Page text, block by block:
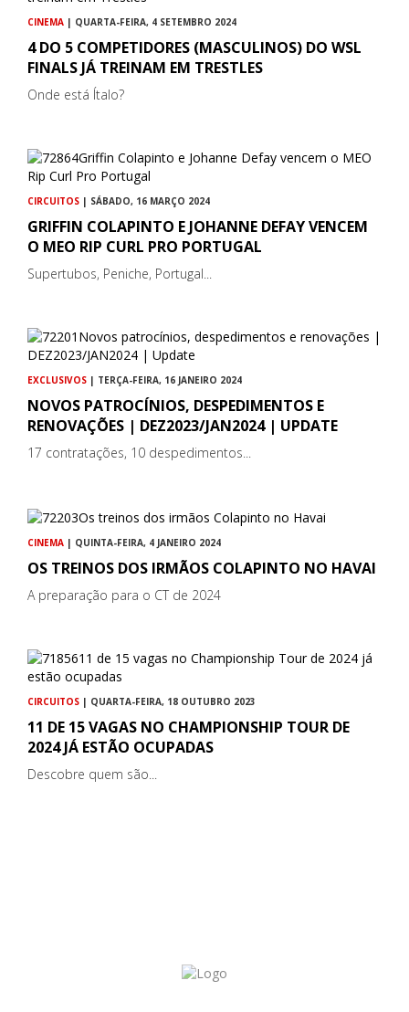
CINEMA | QUARTA-FEIRA, 4 SETEMBRO 2024
4 DO 5 COMPETIDORES (MASCULINOS) DO WSL
FINALS JÁ TREINAM EM TRESTLES
Onde está Ítalo?
CIRCUITOS | SÁBADO, 16 MARÇO 2024
GRIFFIN COLAPINTO E JOHANNE DEFAY VENCEM
O MEO RIP CURL PRO PORTUGAL
Supertubos, Peniche, Portugal...
EXCLUSIVOS | TERÇA-FEIRA, 16 JANEIRO 2024
NOVOS PATROCÍNIOS, DESPEDIMENTOS E
RENOVAÇÕES | DEZ2023/JAN2024 | UPDATE
17 contratações, 10 despedimentos...
CINEMA | QUINTA-FEIRA, 4 JANEIRO 2024
OS TREINOS DOS IRMÃOS COLAPINTO NO HAVAI
A preparação para o CT de 2024
CIRCUITOS | QUARTA-FEIRA, 18 OUTUBRO 2023
11 DE 15 VAGAS NO CHAMPIONSHIP TOUR DE
2024 JÁ ESTÃO OCUPADAS
Descobre quem são...